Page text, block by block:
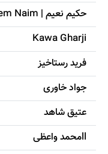
حکيم نعيم | Hakeem Naim
Kawa Gharji
فرید رستاخیز
جواد خاوری
عتیق شاهد
llمحمد واعظی